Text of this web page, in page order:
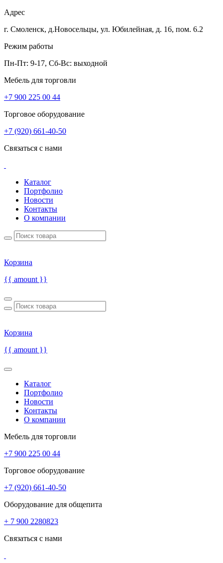
Адрес
г. Смоленск, д.Новосельцы, ул. Юбилейная, д. 16, пом. 6.2
Режим работы
Пн-Пт: 9-17, Сб-Вс: выходной
Мебель для торговли
+7 900 225 00 44
Торговое оборудование
+7 (920) 661-40-50
Связаться с нами
Каталог
Портфолио
Новости
Контакты
О компании
Корзина
{{ amount }}
Корзина
{{ amount }}
Каталог
Портфолио
Новости
Контакты
О компании
Мебель для торговли
+7 900 225 00 44
Торговое оборудование
+7 (920) 661-40-50
Оборудование для общепита
+ 7 900 2280823
Связаться с нами